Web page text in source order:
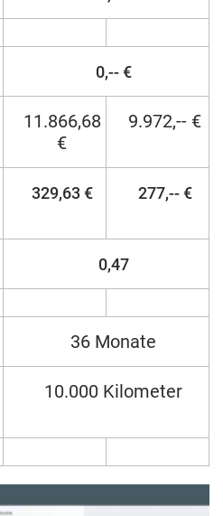
0,-- €
11.866,68
€
9.972,-- €
329,63 € 277,-- €
0,47
36 Monate
10.000 Kilometer